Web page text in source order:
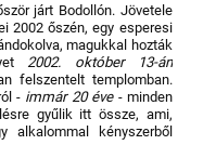
járt Bodollón. Jövetele
2002 őszén, egy esperesi
magukkal hozták
2002. október 13-án
felszentelt templomban.
- immár 20 éve- minden
gyűlik itt össze, ami,
alkalommal kényszerből